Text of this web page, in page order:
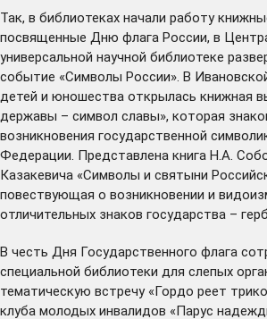
Так, в библиотеках начали работу
посвященные Дню флага России, в
универсальной научной библиотеке
событие «Символы России». В
детей и юношества открылась книжная
державы – символ славы», которая
возникновения государственной
Федерации. Представлена книга Н.А.
Казакевича «Символы и святыни
повествующая о возникновении и
отличительных знаков государства –
В честь Дня Государственного флага
специальной библиотеки для слепых
тематическую встречу «Гордо реет
клуба молодых инвалидов «Парус